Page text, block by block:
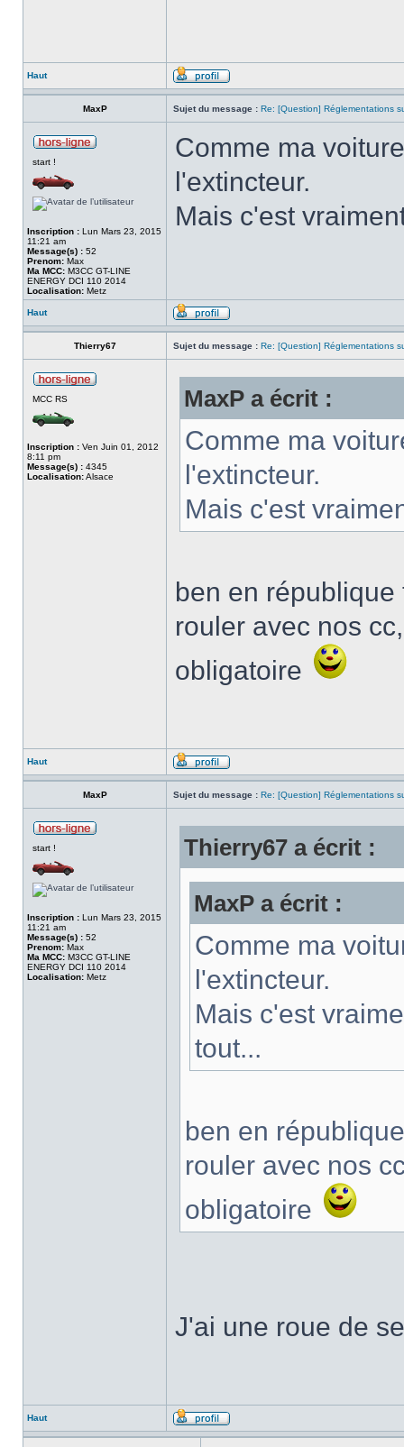
Haut
MaxP Sujet du message : Re: [Question] Réglementations
start !
Inscription : Lun Mars 23, 2015
11:21 am
Message(s) : 52
Prenom: Max
Ma MCC: M3CC GT-LINE
ENERGY DCI 110 2014
Localisation: Metz
Comme ma
l'extincteur.
Mais c'est
Haut
Thierry67 Sujet du message : Re: [Question] Réglementations
MCC RS
Inscription : Ven Juin 01, 2012
8:11 pm
Message(s) : 4345
Localisation:Alsace
MaxP a écrit :
Comme ma
l'extincteur.
Mais c'est
ben en
rouler avec nos
obligatoire
Haut
MaxP Sujet du message : Re: [Question] Réglementations
start !
Inscription : Lun Mars 23, 2015
11:21 am
Message(s) : 52
Prenom: Max
Ma MCC: M3CC GT-LINE
ENERGY DCI 110 2014
Localisation: Metz
Thierry67 a écrit :
MaxP a écrit :
Comme ma
l'extincteur.
Mais c'est
tout...
ben en
rouler avec nos
obligatoire
J'ai une roue de
Haut